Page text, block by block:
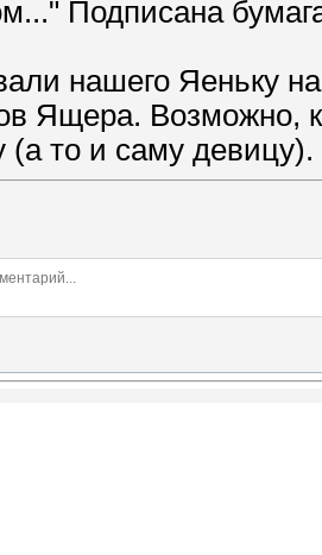
Подписана
нашего Яеньку
Ящера. Возможно,
(а то и саму девицу).